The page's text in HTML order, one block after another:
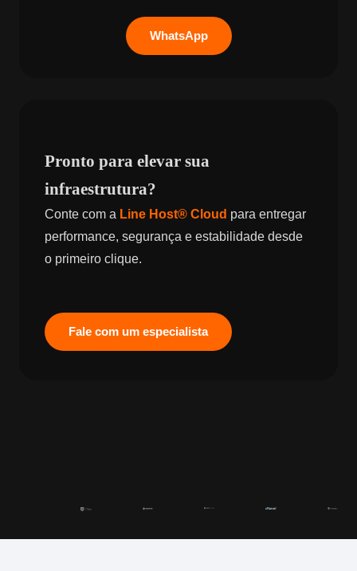
WhatsApp
Pronto para elevar sua
infraestrutura?
Conte com a Line Host® Cloud para entregar
performance, segurança e estabilidade desde
o primeiro clique.
Fale com um especialista